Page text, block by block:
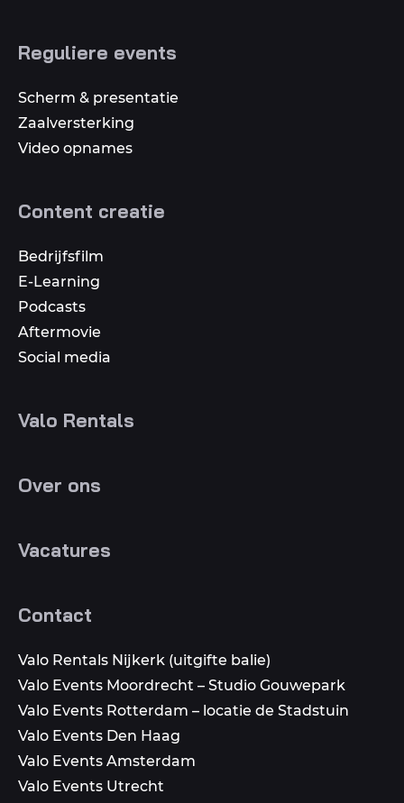
Reguliere events
Scherm & presentatie
Zaalversterking
Video opnames
Content creatie
Bedrijfsfilm
E-Learning
Podcasts
Aftermovie
Social media
Valo Rentals
Over ons
Vacatures
Contact
Valo Rentals Nijkerk (uitgifte balie)
Valo Events Moordrecht – Studio Gouwepark
Valo Events Rotterdam – locatie de Stadstuin
Valo Events Den Haag
Valo Events Amsterdam
Valo Events Utrecht